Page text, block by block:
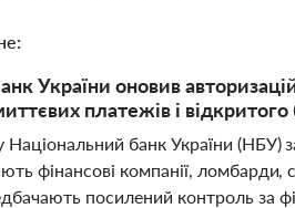
України оновив
платежів і відкритого
Національний банк України (НБУ)
фінансові компанії, ломбарди,
посилений контроль за